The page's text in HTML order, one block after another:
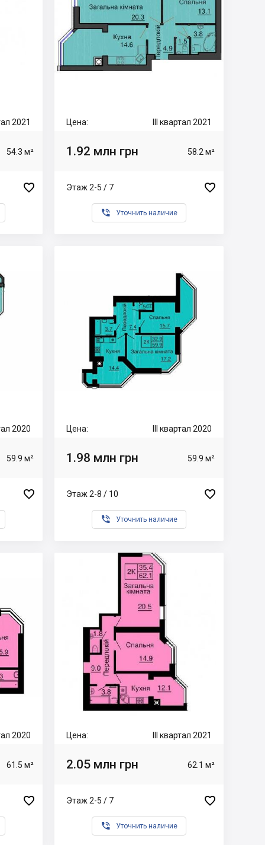
2021
54.3 м²

Цена: III квартал 2021
1.92 млн грн 58.2 м²
Этаж 2-5 / 7 
 Уточнить наличие
2020
59.9 м²

Цена: III квартал 2020
1.98 млн грн 59.9 м²
Этаж 2-8 / 10 
 Уточнить наличие
2020
61.5 м²

Цена: III квартал 2021
2.05 млн грн 62.1 м²
Этаж 2-5 / 7 
 Уточнить наличие